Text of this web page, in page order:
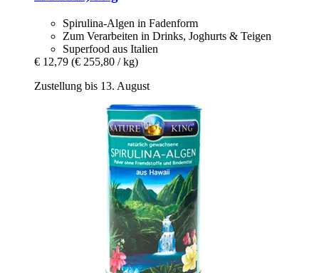
Spirulina-Algen in Fadenform
Zum Verarbeiten in Drinks, Joghurts & Teigen
Superfood aus Italien
€ 12,79 (€ 255,80 / kg)
Zustellung bis 13. August